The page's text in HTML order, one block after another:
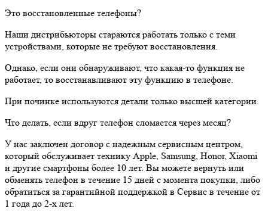
Это восстановленные телефоны?
Наши дистрибьюторы стараются работать только с теми
устройствами, которые не требуют восстановления.
Однако, если они обнаруживают, что какая-то функция не
работает, то восстанавливают эту функцию в телефоне.
При починке используются детали только высшей категории.
Что делать, если вдруг телефон сломается через месяц?
У нас заключен договор с надежным сервисным центром,
который обслуживает технику Apple, Samsung, Honor, Xiaomi
и другие смартфоны более 10 лет. Вы можете вернуть или
обменять телефон в течение 15 дней с момента покупки, либо
обратиться за гарантийной поддержкой в Сервис в течение от
1 года до 2-х лет.